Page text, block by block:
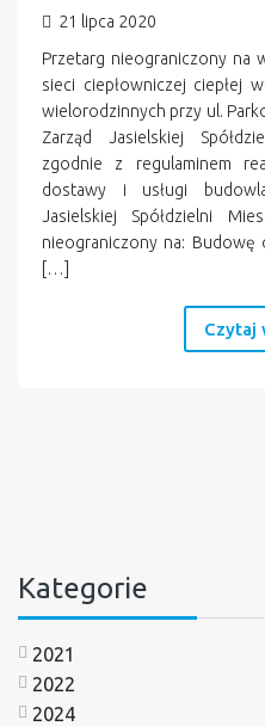
21 lipca 2020
Przetarg nieograniczony na
sieci ciepłowniczej ciepłej
wielorodzinnych przy ul.
Zarząd Jasielskiej
zgodnie z regulaminem
dostawy i usługi
Jasielskiej Spółdzielni
nieograniczony na: Budowę
[…]
Czytaj
Kategorie
2021
2022
2024